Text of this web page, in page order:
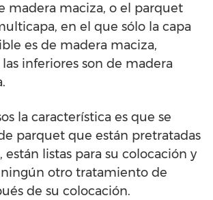
madera maciza, o el parquet
en el que sólo la capa
es de madera maciza,
inferiores son de madera
la característica es que se
parquet que están pretratadas
están listas para su colocación y
otro tratamiento de
de su colocación.